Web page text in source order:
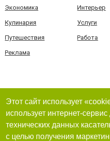
Экономика Интерьер
Кулинария Услуги
Путешествия Работа
Реклама
Этот сайт использует
использует интернет-
технических данных
с целью получения